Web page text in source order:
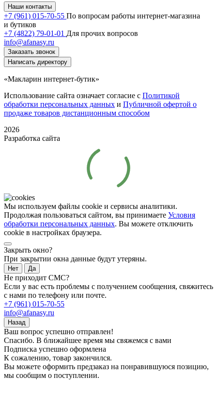
Наши контакты
+7 (961) 015-70-55 По вопросам работы интернет-магазина
и бутиков
+7 (4822) 79-01-01 Для прочих вопросов
info@afanasy.ru
Заказать звонок
Написать директору
«Макларин интернет-бутик»
Использование сайта означает согласие с Политикой
обработки персональных данных и Публичной офертой о
продаже товаров дистанционным способом
2026
Разработка сайта
Мы используем файлы cookie и сервисы аналитики.
Продолжая пользоваться сайтом, вы принимаете Условия
обработки персональных данных. Вы можете отключить
cookie в настройках браузера.
Закрыть окно?
При закрытии окна данные будут утеряны.
Нет Да
Не приходит СМС?
Если у вас есть проблемы с получением сообщения, свяжитесь
с нами по телефону или почте.
+7 (961) 015-70-55
info@afanasy.ru
Назад
Ваш вопрос успешно отправлен!
Спасибо. В ближайшее время мы свяжемся с вами
Подписка успешно оформлена
К сожалению, товар закончился.
Вы можете оформить предзаказ на понравившуюся позицию,
мы сообщим о поступлении.